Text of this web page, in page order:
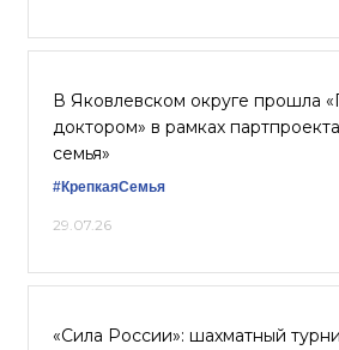
В Яковлевском округе прошла
доктором» в рамках
семья»
#КрепкаяСемья
29.07.26
«Сила России»: шахматный